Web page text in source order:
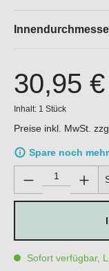
30,95 €
Inhalt: 1 Stück
Preise inkl. MwSt.
Spare noch
Produkt Anzahl:
Sofort verfügbar,